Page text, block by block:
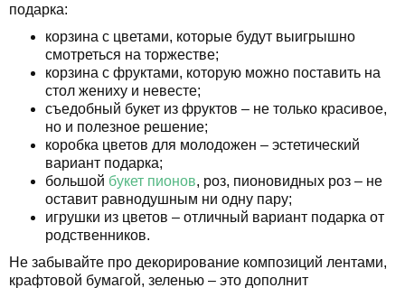
подарка:
корзина с цветами, которые будут выигрышно
смотреться на торжестве;
корзина с фруктами, которую можно поставить на
стол жениху и невесте;
съедобный букет из фруктов – не только красивое,
но и полезное решение;
коробка цветов для молодожен – эстетический
вариант подарка;
большой букет пионов, роз, пионовидных роз – не
оставит равнодушным ни одну пару;
игрушки из цветов – отличный вариант подарка от
родственников.
Не забывайте про декорирование композиций лентами,
крафтовой бумагой, зеленью – это дополнит